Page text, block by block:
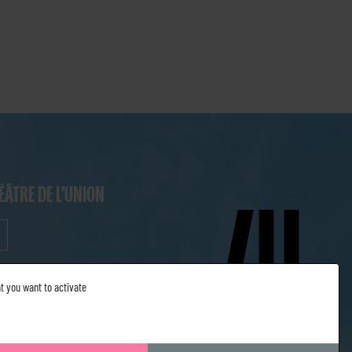
DE L'UNION
you want to activate